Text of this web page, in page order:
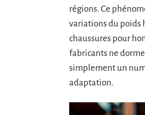
régions. Ce
variations du poids
chaussures pour
fabricants ne
simplement un
adaptation.